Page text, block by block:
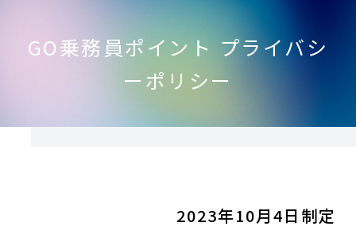
GO乗務員ポイント プライバシ
ーポリシー
2023年10月4日制定